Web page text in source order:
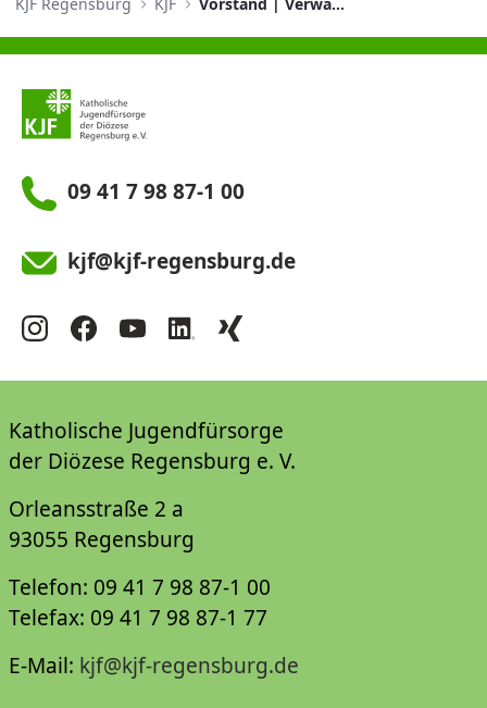
KJF Regensburg KJF Vorstand | Verwaltungsrat
09 41 7 98 87-1 00
kjf@kjf-regensburg.de
Katholische Jugendfürsorge
der Diözese Regensburg e. V.
Orleansstraße 2 a
93055 Regensburg
Telefon: 09 41 7 98 87-1 00
Telefax: 09 41 7 98 87-1 77
E-Mail: kjf@kjf-regensburg.de